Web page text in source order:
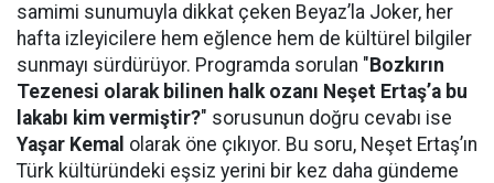
samimi sunumuyla dikkat çeken Beyaz’la Joker, her
hafta izleyicilere hem eğlence hem de kültürel bilgiler
sunmayı sürdürüyor. Programda sorulan " Bozkırın
Tezenesi olarak bilinen halk ozanı Neşet Ertaş’a bu
lakabı kim vermiştir?" sorusunun doğru cevabı ise
Yaşar Kemal olarak öne çıkıyor. Bu soru, Neşet Ertaş’ın
Türk kültüründeki eşsiz yerini bir kez daha gündeme